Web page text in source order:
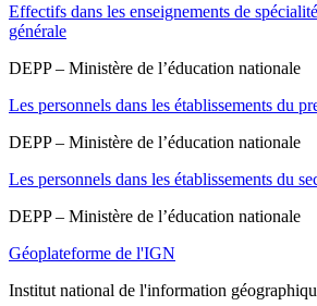
Effectifs dans les enseignements de
générale
DEPP – Ministère de l’éducation nationale
Les personnels dans les établissements du
DEPP – Ministère de l’éducation nationale
Les personnels dans les établissements du
DEPP – Ministère de l’éducation nationale
Géoplateforme de l'IGN
Institut national de l'information